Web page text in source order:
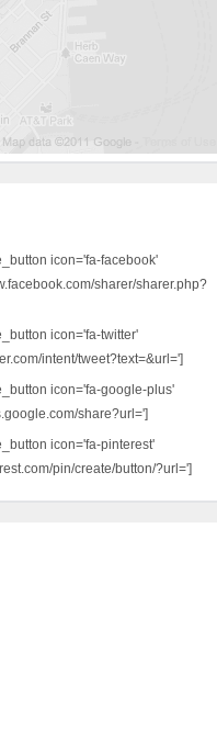
icon='fa-facebook'
sharer/sharer.php?
icon='fa-twitter'
intent/tweet?text=&url=']
icon='fa-google-plus'
share?url=']
icon='fa-pinterest'
pin/create/button/?url=']